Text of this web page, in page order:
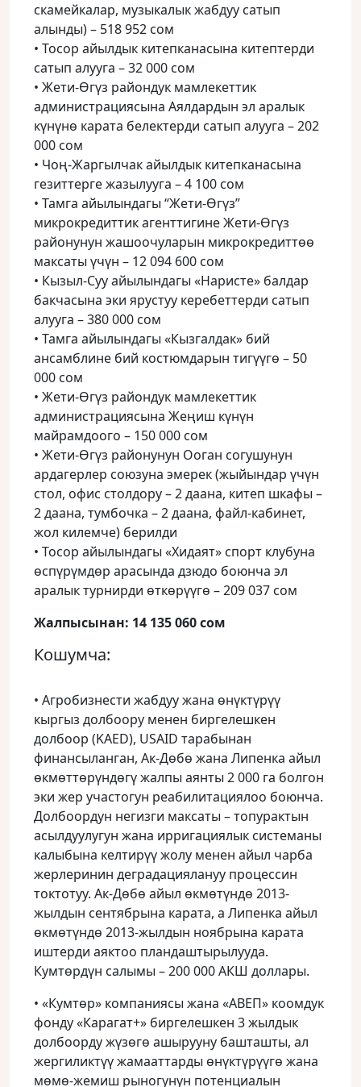
скамейкалар, музыкалык жабдуу сатып
алынды) – 518 952 сом
• Тосор айылдык китепканасына китептерди
сатып алууга – 32 000 сом
• Жети-Өгүз райондук мамлекеттик
администрациясына Аялдардын эл аралык
күнүнө карата белектерди сатып алууга – 202
000 сом
• Чоң-Жаргылчак айылдык китепканасына
гезиттерге жазылууга – 4 100 сом
• Тамга айылындагы “Жети-Өгүз”
микрокредиттик агенттигине Жети-Өгүз
районунун жашоочуларын микрокредиттөө
максаты үчүн – 12 094 600 сом
• Кызыл-Суу айылындагы «Наристе» балдар
бакчасына эки ярустуу керебеттерди сатып
алууга – 380 000 сом
• Тамга айылындагы «Кызгалдак» бий
ансамблине бий костюмдарын тигүүгө – 50
000 сом
• Жети-Өгүз райондук мамлекеттик
администрациясына Жеңиш күнүн
майрамдоого – 150 000 сом
• Жети-Өгүз районунун Ооган согушунун
ардагерлер союзуна эмерек (жыйындар үчүн
стол, офис столдору – 2 даана, китеп шкафы –
2 даана, тумбочка – 2 даана, файл-кабинет,
жол килемче) берилди
• Тосор айылындагы «Хидаят» спорт клубуна
өспүрүмдөр арасында дзюдо боюнча эл
аралык турнирди өткөрүүгө – 209 037 сом
Жалпысынан: 14 135 060 cом
Кошумча:
• Агробизнести жабдуу жана өнүктүрүү
кыргыз долбоору менен биргелешкен
долбоор (KAED), USAID тарабынан
финансыланган, Ак-Дөбө жана Липенка айыл
өкмөттөрүндөгү жалпы аянты 2 000 га болгон
эки жер участогун реабилитациялоо боюнча.
Долбоордун негизги максаты – топурактын
асылдуулугун жана ирригациялык системаны
калыбына келтирүү жолу менен айыл чарба
жерлеринин деградациялануу процессин
токтотуу. Ак-Дөбө айыл өкмөтүндө 2013-
жылдын сентябрына карата, а Липенка айыл
өкмөтүндө 2013-жылдын ноябрына карата
иштерди аяктоо пландаштырылууда.
Кумтөрдүн салымы – 200 000 АКШ доллары.
• «Кумтөр» компаниясы жана «АВЕП» коомдук
фонду «Карагат+» биргелешкен 3 жылдык
долбоорду жүзөгө ашырууну башташты, ал
жергиликтүү жамааттарды өнүктүрүүгө жана
мөмө-жемиш рыногунун потенциалын